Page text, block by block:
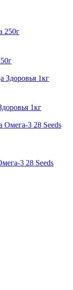
1кг
3 28 Seeds